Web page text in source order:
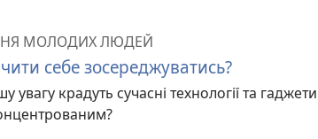
МОЛОДИХ ЛЮДЕЙ
себе зосереджуватись?
увагу крадуть сучасні технології та